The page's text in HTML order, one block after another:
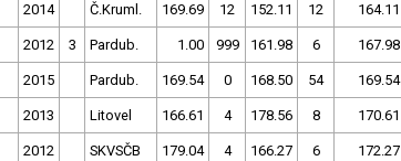
2014 Č.Kruml. 169.69 12 152.11 12 164.11
2012 3 Pardub. 1.00 999 161.98 6 167.98
2015 Pardub. 169.54 0 168.50 54 169.54
2013 Litovel 166.61 4 178.56 8 170.61
2012 SKVSČB 179.04 4 166.27 6 172.27